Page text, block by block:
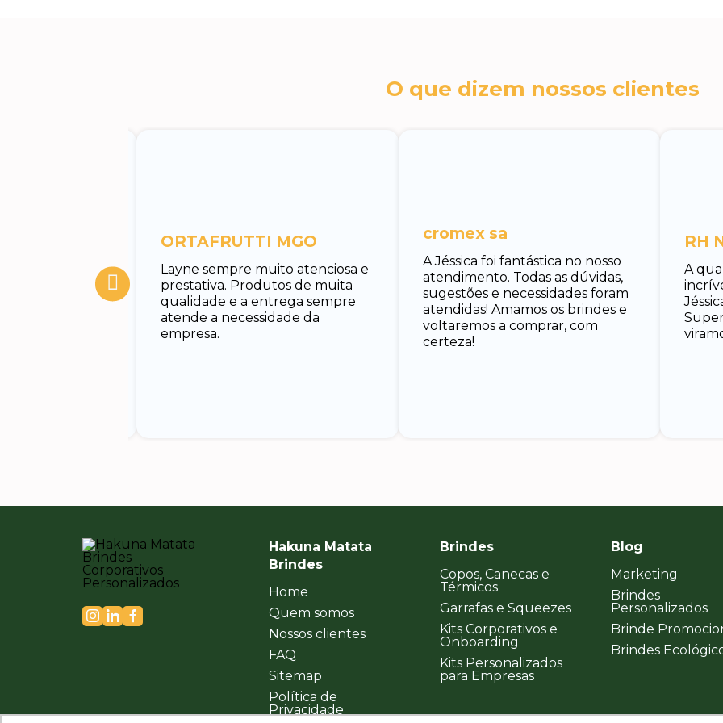
O que dizem nossos clientes
muito
e rápido em
Layne sempre muito atenciosa e
prestativa. Produtos de muita
qualidade e a entrega sempre
atende a necessidade da
empresa.
ORTAFRUTTI MGO
A Jéssica foi fantástica no nosso
atendimento. Todas as dúvidas,
sugestões e necessidades foram
atendidas! Amamos os brindes e
voltaremos a comprar, com
certeza!
cromex sa
A
RH
Hakuna Matata
Brindes
Home
Quem somos
Nossos clientes
FAQ
Sitemap
Política de
Privacidade
Brindes
Copos, Canecas e
Térmicos
Garrafas e Squeezes
Kits Corporativos e
Onboarding
Kits Personalizados
para Empresas
Blog
Marketing
Brindes
Personalizados
Brinde
Brindes